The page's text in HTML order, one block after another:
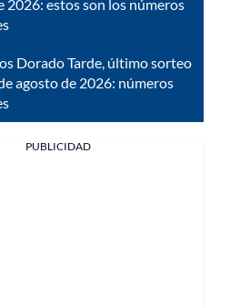
2026: estos son los números
Dorado Tarde, último sorteo
agosto de 2026: números
PUBLICIDAD